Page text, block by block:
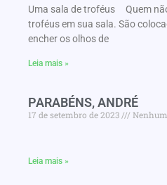
Uma sala de troféus Quem
troféus em sua sala. São
encher os olhos de
Leia mais »
PARABÉNS, ANDRÉ
17 de setembro de 2023
Leia mais »